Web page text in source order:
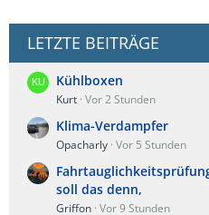
LETZTE BEITRÄGE
Kühlboxen
Kurt Vor 2 Stunden
Klima-Verdampfer
Opacharly Vor 5 Stunden
soll das denn,
Griffon Vor 9 Stunden